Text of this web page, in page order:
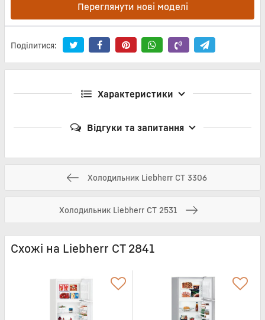
Переглянути нові моделі
Поділитися:
Характеристики
Відгуки та запитання
Холодильник Liebherr CT 3306
Холодильник Liebherr CT 2531
Схожі на Liebherr CT 2841